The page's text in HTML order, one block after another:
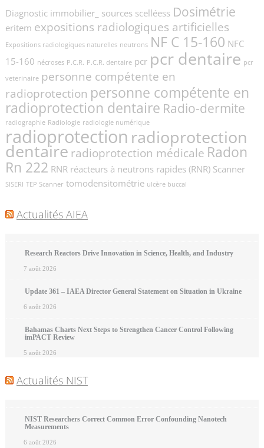
Diagnostic immobilier_ sources scelléess Dosimétrie
eritem expositions radiologiques artificielles
Expositions radiologiques naturelles neutrons NF C 15-160 NFC
15-160 nécroses P.C.R. P.C.R. dentaire pcr pcr dentaire pcr
veterinaire personne compétente en
radioprotection personne compétente en
radioprotection dentaire Radio-dermite
radiographie Radiologie radiologie numérique
radioprotection radioprotection
dentaire radioprotection médicale Radon
Rn 222 RNR réacteurs à neutrons rapides (RNR) Scanner
SISERI TEP Scanner tomodensitométrie ulcère buccal
Actualités AIEA
Research Reactors Drive Innovation in Science, Health, and Industry
7 août 2026
Update 361 – IAEA Director General Statement on Situation in Ukraine
6 août 2026
Bahamas Charts Next Steps to Strengthen Cancer Control Following
imPACT Review
5 août 2026
Actualités NIST
NIST Researchers Correct Common Error Confounding Nanotech
Measurements
6 août 2026